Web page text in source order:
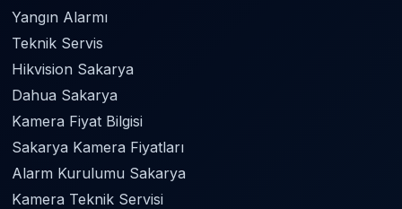
Yangın Alarmı
Teknik Servis
Hikvision Sakarya
Dahua Sakarya
Kamera Fiyat Bilgisi
Sakarya Kamera Fiyatları
Alarm Kurulumu Sakarya
Kamera Teknik Servisi